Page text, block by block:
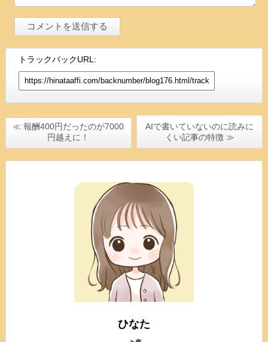
トラックバックURL:
≪ 報酬400円だったのが7000
円越えに！
AIで書いていないのに読みに
くい記事の特徴 ≫
ひなた